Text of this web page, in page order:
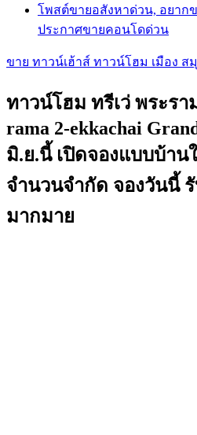
โพสต์ขายอสังหาด่วน, อยาก
ประกาศขายคอนโดด่วน
ขาย ทาวน์เฮ้าส์ ทาวน์โฮม เมือง ส
ทาวน์โฮม ทรีเว่ พระรา
rama 2-ekkachai
มิ.ย.นี้ เปิดจองแบบบ้าน
จำนวนจำกัด จองวันนี้
มากมาย